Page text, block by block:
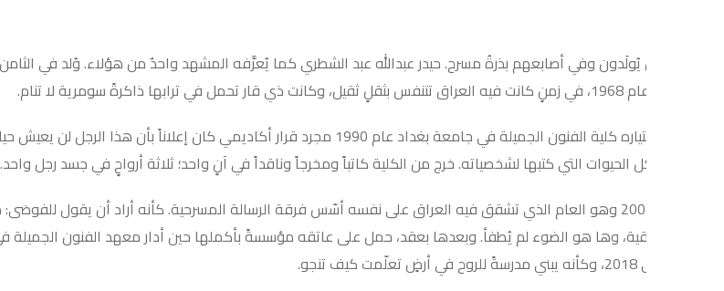
وفي أصابعهم بذرةُ مسرح. حيدر عبدالله عبد الشطري كما يُعرَّفه المشهد واحدٌ من هؤلاء. وُلد في الثامن والعشرين
لم يكن اختياره كلية الفنون الجميلة في جامعة بغداد عام 1990 مجرد قرار أكاديمي كان إعلاناً بأن هذا الرجل لن يعيش حياةً واحدة، بل
التي كتبها لشخصياته. خرج من الكلية كاتباً ومخرجاً وناقداً في آنٍ واحد؛ ثلاثة أرواحٍ في جسد رجل واحد.
في عام 2003 وهو العام الذي تشقق فيه العراق على نفسه أسّس فرقة الرسالة المسرحية. كأنه أراد أن يقول للفوضى: ها هي
وها هو الضوء لم يُطفأ. وبعدها بعقد، حمل على عاتقه مؤسسةً بأكملها حين أدار معهد الفنون الجميلة في ذي قار من